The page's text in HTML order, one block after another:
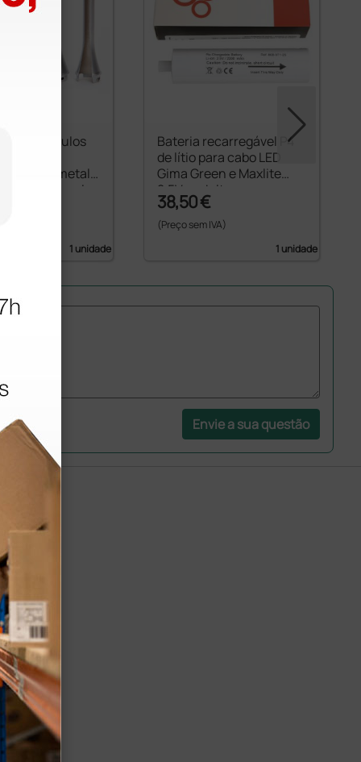
de especulos
em metal
com janela
1 unidade
Bateria recarregável P4
de lítio para cabo LED
Gima Green e Maxlite
2,5V - adulto
38,50 €
(Preço sem IVA)
1 unidade
Envie a sua questão